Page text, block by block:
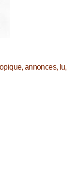
annonces, lu,